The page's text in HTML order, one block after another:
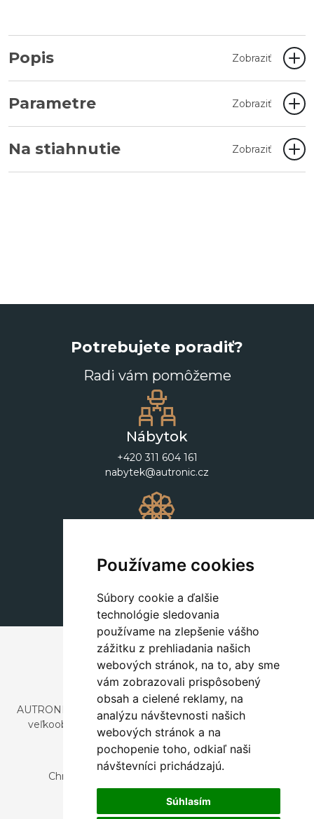
Používame cookies
Súbory cookie a ďalšie
technológie sledovania
používame na zlepšenie vášho
zážitku z prehliadania našich
webových stránok, na to, aby sme
vám zobrazovali prispôsobený
obsah a cielené reklamy, na
analýzu návštevnosti našich
webových stránok a na
pochopenie toho, odkiaľ naši
návštevníci prichádzajú.
Súhlasím
Popis Zobraziť
Parametre Zobraziť
Na stiahnutie Zobraziť
Potrebujete poradiť?
Radi vám pomôžeme
Nábytok
+420 311 604 161
nabytek@autronic.cz
+420 311 604 182
dekorace@autronic.cz
AUTRONIC, s.r.o. je spoločnosť zaoberajúca sa dovozom a
veľkoobchodným predajom dizajnového aj štýlového
nábytku a dekorácií.
Česká republika
Chrustenice 270, 267 12 Loděnice u Berouna
Slovensko
Nová 366, 032 02 Závažná Poruba